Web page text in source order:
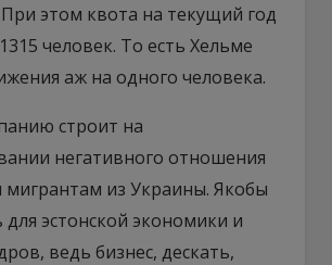
При этом квота на текущий год
человек. То есть Хельме
аж на одного человека.
строит на
негативного отношения
из Украины. Якобы
для эстонской экономики и
ведь бизнес, дескать,